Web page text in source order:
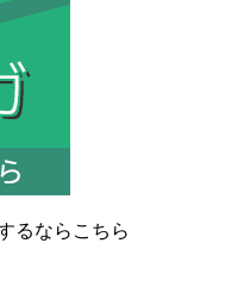
るならこちら